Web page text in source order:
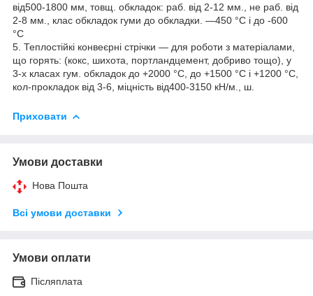
від500-1800 мм, товщ. обкладок: раб. від 2-12 мм., не раб. від
2-8 мм., клас обкладок гуми до обкладки. —450 °C і до -600
°C
5. Теплостійкі конвеєрні стрічки — для роботи з матеріалами,
що горять: (кокс, шихота, портландцемент, добриво тощо), у
3-х класах гум. обкладок до +2000 °C, до +1500 °C і +1200 °C,
кол-прокладок від 3-6, міцність від400-3150 кН/м., ш.
Приховати
Умови доставки
Нова Пошта
Всі умови доставки
Умови оплати
Післяплата